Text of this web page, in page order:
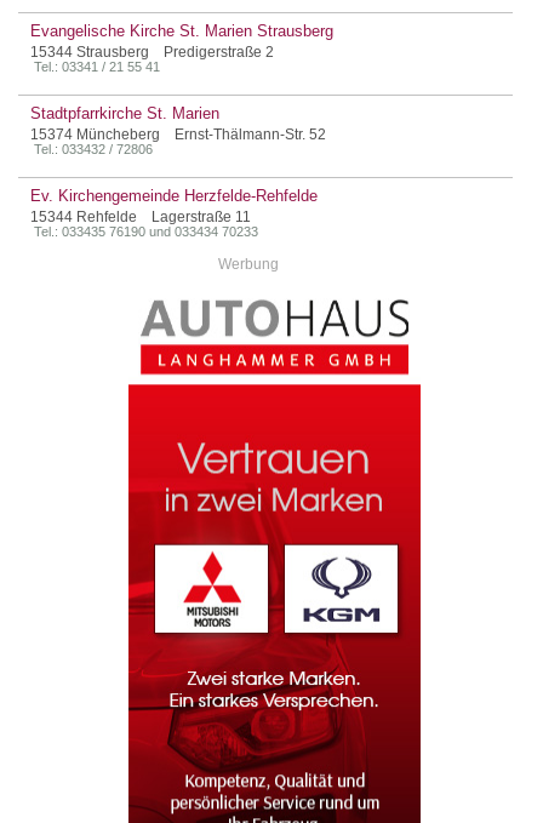
Evangelische Kirche St. Marien Strausberg
15344 Strausberg Predigerstraße 2
Tel.: 03341 / 21 55 41
Stadtpfarrkirche St. Marien
15374 Müncheberg Ernst-Thälmann-Str. 52
Tel.: 033432 / 72806
Ev. Kirchengemeinde Herzfelde-Rehfelde
15344 Rehfelde Lagerstraße 11
Tel.: 033435 76190 und 033434 70233
Werbung